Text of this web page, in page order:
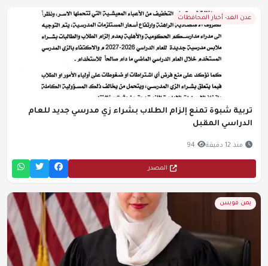
عدن الغد- أخبار المحافظات
تربية شبوة تمنع إلزام الطلاب بشراء زي مدرسي جديد للعام
الدراسي المقبل
منذ 12 دقيقة 94
المصدر
يمن فويس